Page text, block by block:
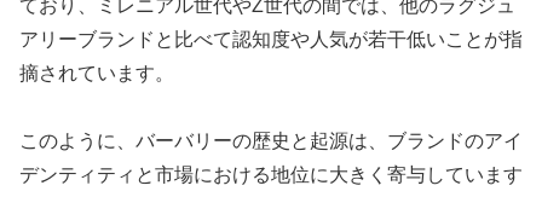
ており、ミレニアル世代やZ世代の間では、他のラグジュ
アリーブランドと比べて認知度や人気が若干低いことが指
摘されています。
このように、バーバリーの歴史と起源は、ブランドのアイ
デンティティと市場における地位に大きく寄与しています